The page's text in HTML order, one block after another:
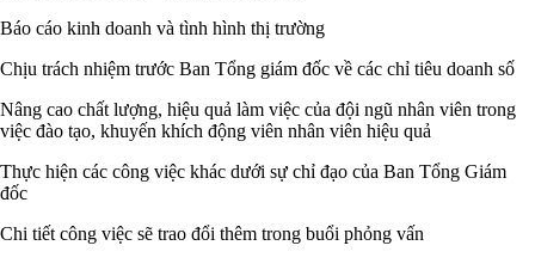
Báo cáo kinh doanh và tình hình thị trường
Chịu trách nhiệm trước Ban Tổng giám đốc về các chỉ tiêu doanh số
Nâng cao chất lượng, hiệu quả làm việc của đội ngũ nhân viên trong
việc đào tạo, khuyến khích động viên nhân viên hiệu quả
Thực hiện các công việc khác dưới sự chỉ đạo của Ban Tổng Giám
đốc
Chi tiết công việc sẽ trao đổi thêm trong buổi phỏng vấn